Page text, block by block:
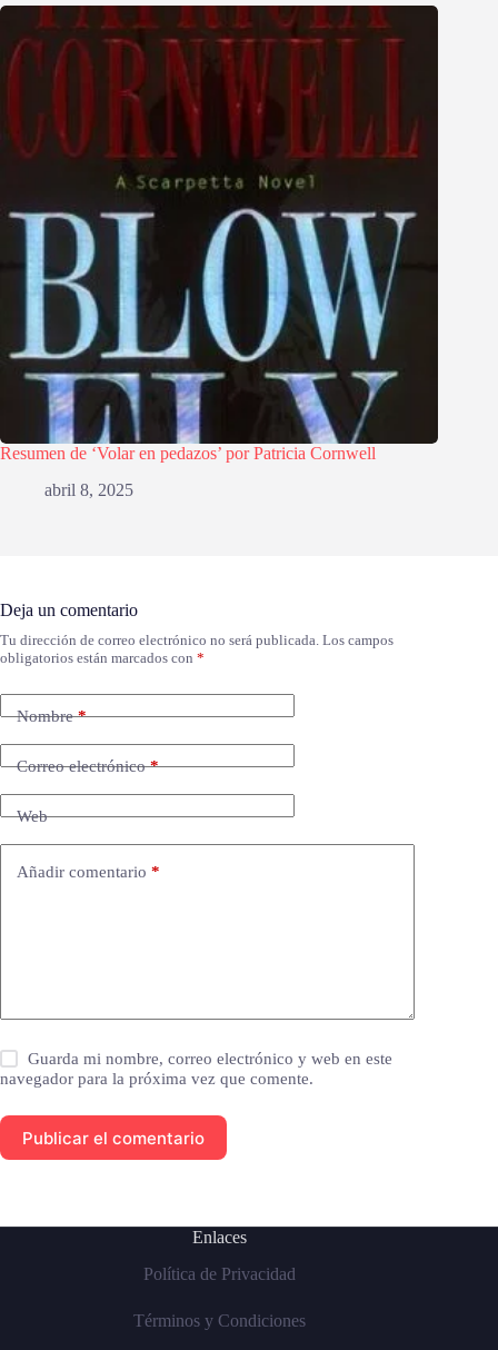
Resumen de ‘Volar en pedazos’ por Patricia Cornwell
abril 8, 2025
Deja un comentario
Tu dirección de correo electrónico no será publicada. Los campos
obligatorios están marcados con *
Nombre*
Correo electrónico*
Web
Añadir comentario *
Guarda mi nombre, correo electrónico y web en este
navegador para la próxima vez que comente.
Publicar el comentario
Enlaces
Política de Privacidad
Términos y Condiciones